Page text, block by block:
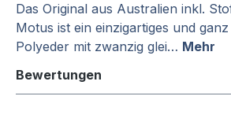
Das Original aus Australien inkl.
Motus ist ein einzigartiges und
Polyeder mit zwanzig glei… Mehr
Bewertungen